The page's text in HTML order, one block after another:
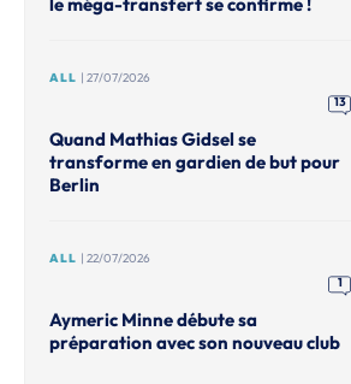
ALL | 27/07/2026
13
Quand Mathias Gidsel se
transforme en gardien de but pour
Berlin
ALL | 22/07/2026
1
Aymeric Minne débute sa
préparation avec son nouveau club